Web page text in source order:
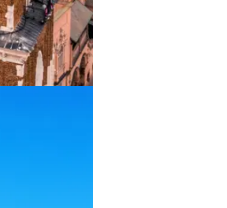
giver mulighed for